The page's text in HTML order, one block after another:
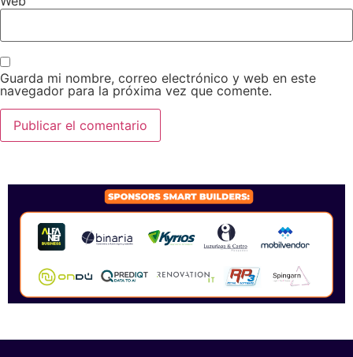
Guarda mi nombre, correo electrónico y web en este
navegador para la próxima vez que comente.